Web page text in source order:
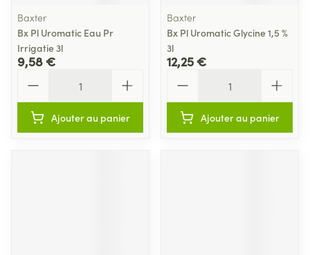
Baxter
Bx Pl Uromatic Eau Pr
Irrigatie 3l
9,58 €
Ajouter au panier
Baxter
Bx Pl Uromatic Glycine 1,5 %
3l
12,25 €
Ajouter au panier